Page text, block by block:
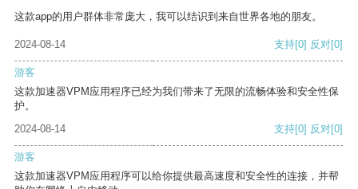
这款app的用户群体非常庞大，我可以结识到来自世界各地的朋友。
2024-08-14 支持[0] 反对[0]
游客
这款加速器VPM应用程序已经为我们带来了无限的流畅体验和安全性保
护。
2024-08-14
支持[0] 反对[0]
游客
这款加速器VPM应用程序可以给你提供最高速度和安全性的连接，并帮